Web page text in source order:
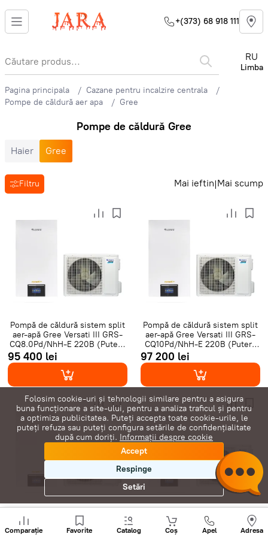
+(373) 68 918 111
RU
Limba
Pagina principala
Cazane pentru incalzire centrala
Pompe de căldură aer apa
Gree
Pompe de căldură Gree
Haier Gree
Filtru Mai ieftin|Mai scump
Pompă de căldură sistem split
aer-apă Gree Versati III GRS-
CQ8.0Pd/NhH-E 220В (Putere
95 400 lei
Pompă de căldură sistem split
aer-apă Gree Versati III GRS-
CQ10Pd/NhH-E 220В (Putere
10 kw)
97 200 lei
Pompă de căldură sistem split
aer-apă Gree Versati III GRS-
CQ8.0Pd/NhH-M 380V (Putere
Pompă de căldură sistem split
aer-apă Gree Versati III GRS-
CQ10Pd/NhH-M 380V (Putere
Comparație Favorite Catalog Coș Apel Adresa
Sunați
+
Folosim cookie-uri și tehnologii similare pentru a asigura
buna funcționare a site-ului, pentru a analiza traficul și pentru
a optimiza publicitatea. Puteți accepta toate cookie-urile, le
puteți refuza sau puteți configura setările de confidențialitate
după cum doriți. Informații despre cookie
Accept
Respinge
Setări